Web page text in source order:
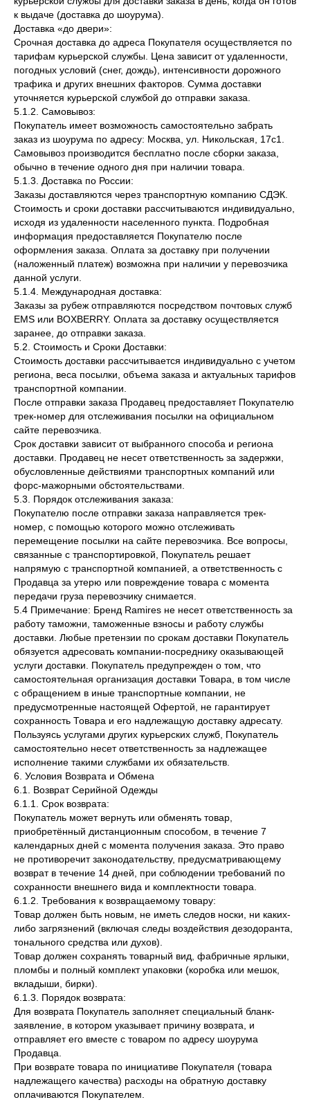
к выдаче (доставка до шоурума).
Доставка «до двери»:
Срочная доставка до адреса Покупателя осуществляется по
тарифам курьерской службы. Цена зависит от удаленности,
погодных условий (снег, дождь), интенсивности дорожного
трафика и других внешних факторов. Сумма доставки
уточняется курьерской службой до отправки заказа.
5.1.2. Самовывоз:
Покупатель имеет возможность самостоятельно забрать
заказ из шоурума по адресу: Москва, ул. Никольская, 17с1.
Самовывоз производится бесплатно после сборки заказа,
обычно в течение одного дня при наличии товара.
5.1.3. Доставка по России:
Заказы доставляются через транспортную компанию СДЭК.
Стоимость и сроки доставки рассчитываются индивидуально,
исходя из удаленности населенного пункта. Подробная
информация предоставляется Покупателю после
оформления заказа. Оплата за доставку при получении
(наложенный платеж) возможна при наличии у перевозчика
данной услуги.
5.1.4. Международная доставка:
Заказы за рубеж отправляются посредством почтовых служб
EMS или BOXBERRY. Оплата за доставку осуществляется
заранее, до отправки заказа.
5.2. Стоимость и Сроки Доставки:
Стоимость доставки рассчитывается индивидуально с учетом
региона, веса посылки, объема заказа и актуальных тарифов
транспортной компании.
После отправки заказа Продавец предоставляет Покупателю
трек-номер для отслеживания посылки на официальном
сайте перевозчика.
Срок доставки зависит от выбранного способа и региона
доставки. Продавец не несет ответственность за задержки,
обусловленные действиями транспортных компаний или
форс-мажорными обстоятельствами.
5.3. Порядок отслеживания заказа:
Покупателю после отправки заказа направляется трек-
номер, с помощью которого можно отслеживать
перемещение посылки на сайте перевозчика. Все вопросы,
связанные с транспортировкой, Покупатель решает
напрямую с транспортной компанией, а ответственность с
Продавца за утерю или повреждение товара с момента
передачи груза перевозчику снимается.
5.4 Примечание: Бренд Ramires не несет ответственность за
работу таможни, таможенные взносы и работу службы
доставки. Любые претензии по срокам доставки Покупатель
обязуется адресовать компании-посреднику оказывающей
услуги доставки. Покупатель предупрежден о том, что
самостоятельная организация доставки Товара, в том числе
с обращением в иные транспортные компании, не
предусмотренные настоящей Офертой, не гарантирует
сохранность Товара и его надлежащую доставку адресату.
Пользуясь услугами других курьерских служб, Покупатель
самостоятельно несет ответственность за надлежащее
исполнение такими службами их обязательств.
6. Условия Возврата и Обмена
6.1. Возврат Серийной Одежды
6.1.1. Срок возврата:
Покупатель может вернуть или обменять товар,
приобретённый дистанционным способом, в течение 7
календарных дней с момента получения заказа. Это право
не противоречит законодательству, предусматривающему
возврат в течение 14 дней, при соблюдении требований по
сохранности внешнего вида и комплектности товара.
6.1.2. Требования к возвращаемому товару:
Товар должен быть новым, не иметь следов носки, ни каких-
либо загрязнений (включая следы воздействия дезодоранта,
тонального средства или духов).
Товар должен сохранять товарный вид, фабричные ярлыки,
пломбы и полный комплект упаковки (коробка или мешок,
вкладыши, бирки).
6.1.3. Порядок возврата:
Для возврата Покупатель заполняет специальный бланк-
заявление, в котором указывает причину возврата, и
отправляет его вместе с товаром по адресу шоурума
Продавца.
При возврате товара по инициативе Покупателя (товара
надлежащего качества) расходы на обратную доставку
оплачиваются Покупателем.